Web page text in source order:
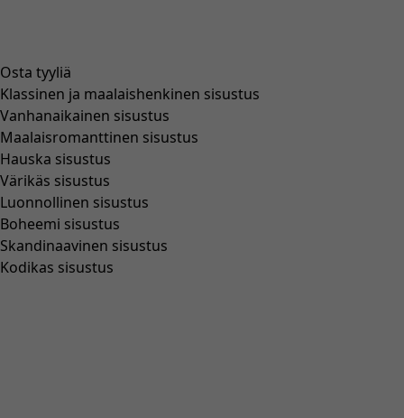
Osta tyyliä
Klassinen ja maalaishenkinen sisustus
Vanhanaikainen sisustus
Maalaisromanttinen sisustus
Hauska sisustus
Värikäs sisustus
Luonnollinen sisustus
Boheemi sisustus
Skandinaavinen sisustus
Kodikas sisustus